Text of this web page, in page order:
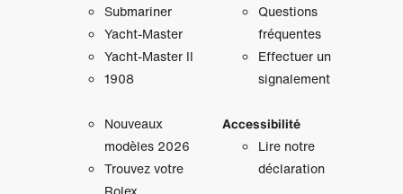
Submariner
Yacht‑Master
Yacht‑Master II
1908
Nouveaux
modèles 2026
Trouvez votre
Questions
fréquentes
Effectuer un
signalement
Accessibilité
Lire notre
déclaration